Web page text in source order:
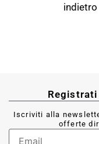
indietro
Iscriviti alla
offerte